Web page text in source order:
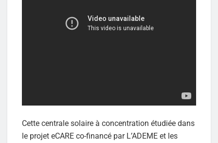
Cette centrale solaire à concentration étudiée dans
le projet eCARE co-financé par L’ADEME et les